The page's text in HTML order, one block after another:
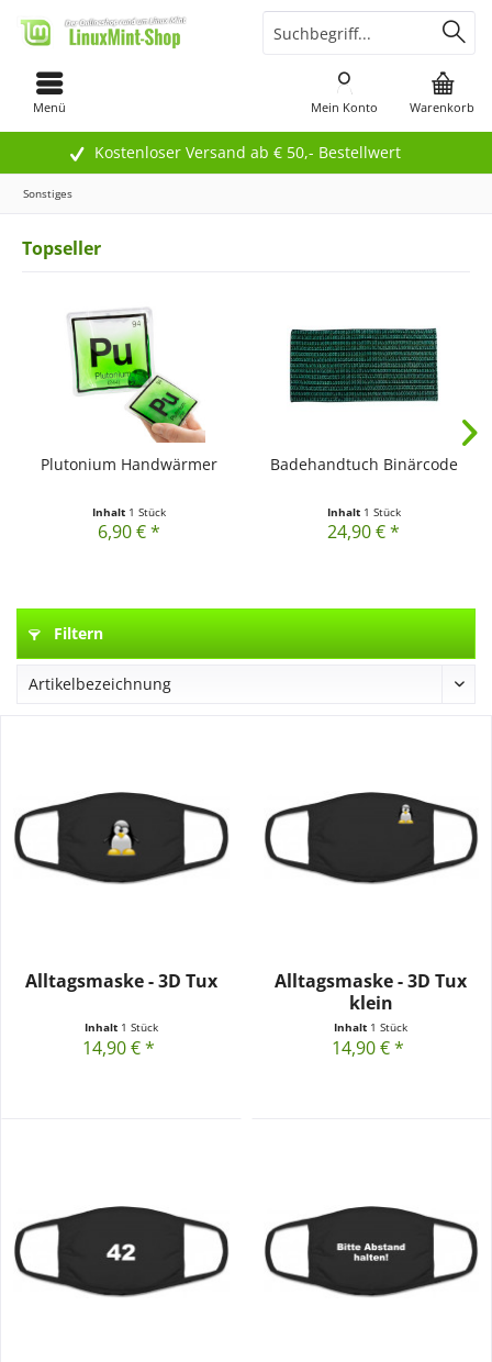
Kostenloser Versand ab € 50,- Bestellwert
Menü Warenkorb
Mein Konto
Sonstiges
Topseller
Plutonium Handwärmer
Inhalt 1 Stück
6,90 € *
Badehandtuch Binärcode
Inhalt 1 Stück
24,90 € *
Filtern
Alltagsmaske - 3D Tux
Inhalt 1 Stück
14,90 € *
Alltagsmaske - 3D Tux
klein
Inhalt 1 Stück
14,90 € *